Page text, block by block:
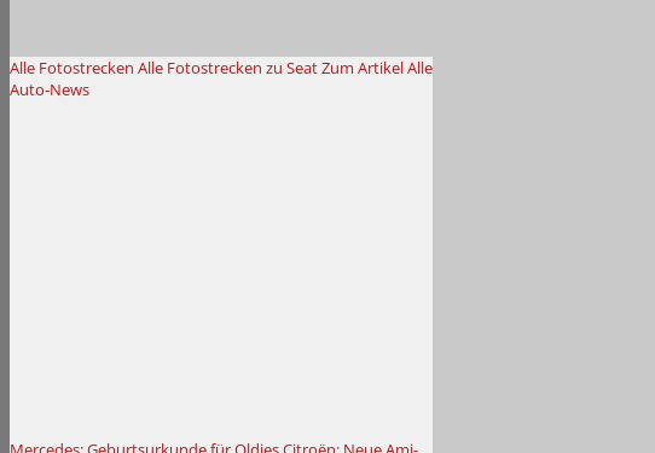
Alle Fotostrecken Alle Fotostrecken zu SeatZum ArtikelAlle
Auto-News